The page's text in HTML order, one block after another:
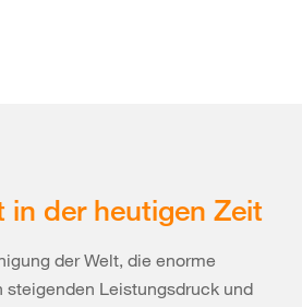
in der heutigen Zeit
der Welt, die enorme
steigenden Leistungsdruck und